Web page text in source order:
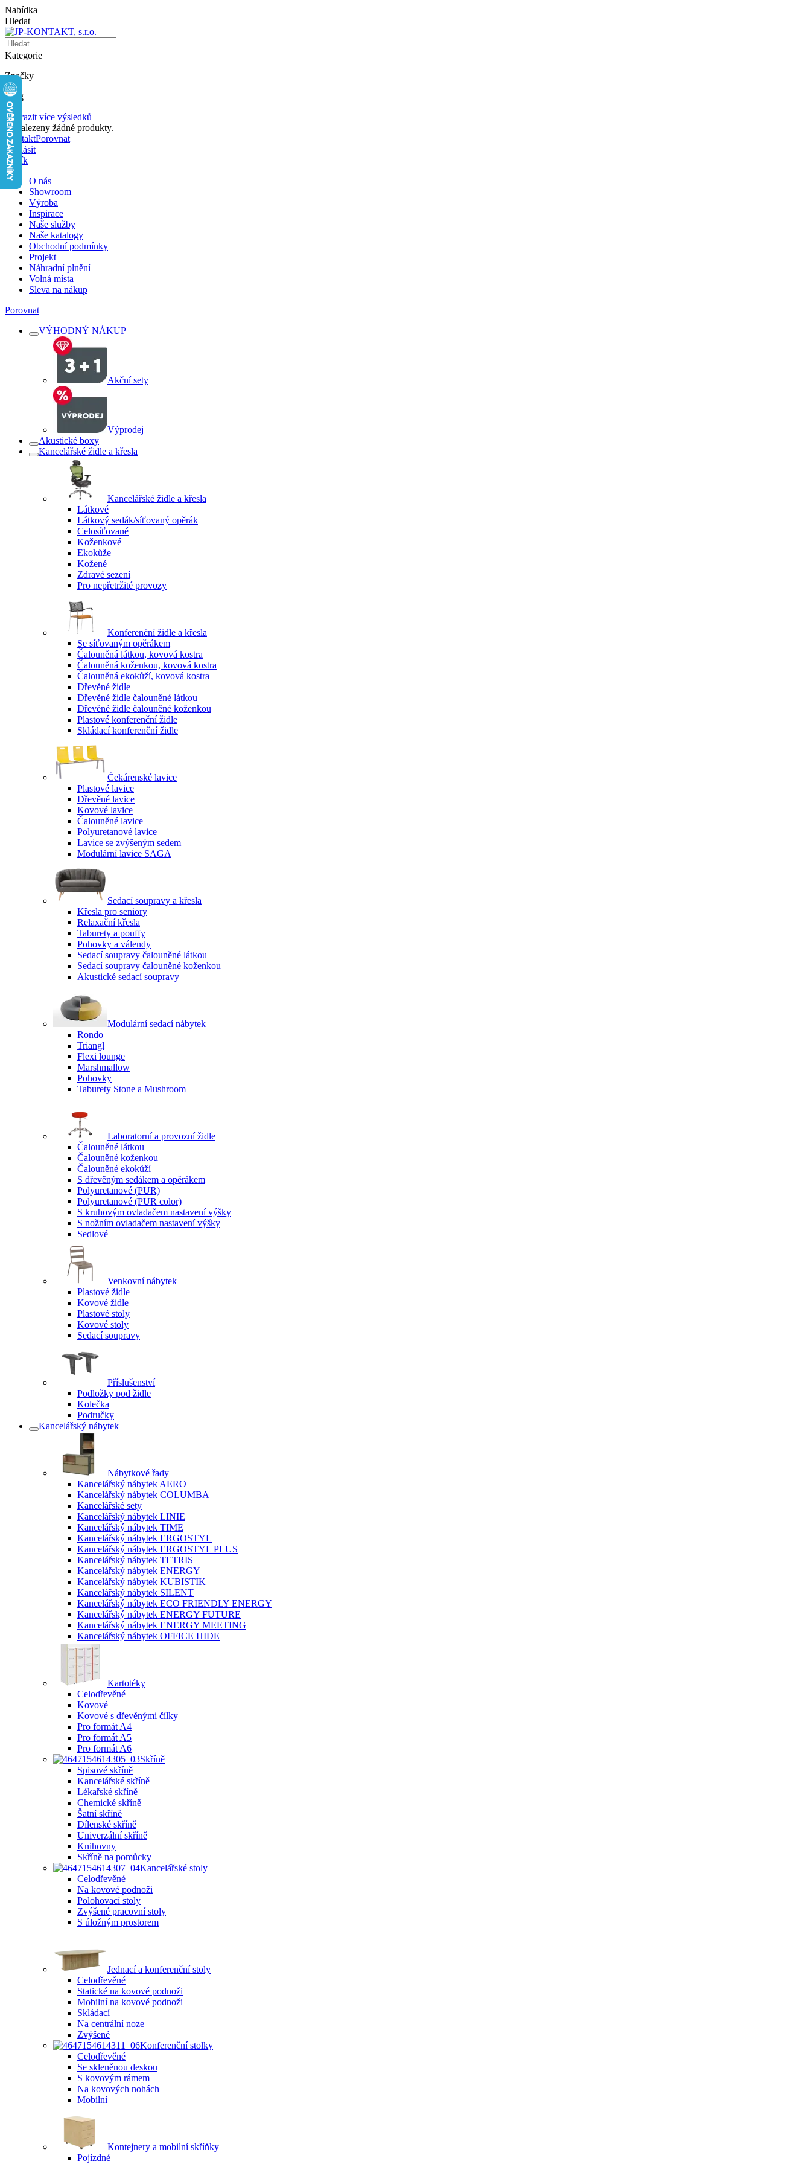
Nabídka
Hledat
Kategorie
Značky
Blog
Zobrazit více výsledků
Nenalezeny žádné produkty.
KontaktPorovnat
Přihlásit
Košík
O nás
Showroom
Výroba
Inspirace
Naše služby
Naše katalogy
Obchodní podmínky
Projekt
Náhradní plnění
Volná místa
Sleva na nákup
Porovnat
VÝHODNÝ NÁKUP
Akční sety
Výprodej
Akustické boxy
Kancelářské židle a křesla
Kancelářské židle a křesla
Látkové
Látkový sedák/síťovaný opěrák
Celosíťované
Koženkové
Ekokůže
Kožené
Zdravé sezení
Pro nepřetržité provozy
Konferenční židle a křesla
Se síťovaným opěrákem
Čalouněná látkou, kovová kostra
Čalouněná koženkou, kovová kostra
Čalouněná ekokůží, kovová kostra
Dřevěné židle
Dřevěné židle čalouněné látkou
Dřevěné židle čalouněné koženkou
Plastové konferenční židle
Skládací konferenční židle
Čekárenské lavice
Plastové lavice
Dřevěné lavice
Kovové lavice
Čalouněné lavice
Polyuretanové lavice
Lavice se zvýšeným sedem
Modulární lavice SAGA
Sedací soupravy a křesla
Křesla pro seniory
Relaxační křesla
Taburety a pouffy
Pohovky a válendy
Sedací soupravy čalouněné látkou
Sedací soupravy čalouněné koženkou
Akustické sedací soupravy
Modulární sedací nábytek
Rondo
Triangl
Flexi lounge
Marshmallow
Pohovky
Taburety Stone a Mushroom
Laboratorní a provozní židle
Čalouněné látkou
Čalouněné koženkou
Čalouněné ekokůží
S dřevěným sedákem a opěrákem
Polyuretanové (PUR)
Polyuretanové (PUR color)
S kruhovým ovladačem nastavení výšky
S nožním ovladačem nastavení výšky
Sedlové
Venkovní nábytek
Plastové židle
Kovové židle
Plastové stoly
Kovové stoly
Sedací soupravy
Příslušenství
Podložky pod židle
Kolečka
Područky
Kancelářský nábytek
Nábytkové řady
Kancelářský nábytek AERO
Kancelářský nábytek COLUMBA
Kancelářské sety
Kancelářský nábytek LINIE
Kancelářský nábytek TIME
Kancelářský nábytek ERGOSTYL
Kancelářský nábytek ERGOSTYL PLUS
Kancelářský nábytek TETRIS
Kancelářský nábytek ENERGY
Kancelářský nábytek KUBISTIK
Kancelářský nábytek SILENT
Kancelářský nábytek ECO FRIENDLY ENERGY
Kancelářský nábytek ENERGY FUTURE
Kancelářský nábytek ENERGY MEETING
Kancelářský nábytek OFFICE HIDE
Kartotéky
Celodřevěné
Kovové
Kovové s dřevěnými čílky
Pro formát A4
Pro formát A5
Pro formát A6
Skříně
Spisové skříně
Kancelářské skříně
Lékařské skříně
Chemické skříně
Šatní skříně
Dílenské skříně
Univerzální skříně
Knihovny
Skříně na pomůcky
Kancelářské stoly
Celodřevěné
Na kovové podnoži
Polohovací stoly
Zvýšené pracovní stoly
S úložným prostorem
Jednací a konferenční stoly
Celodřevěné
Statické na kovové podnoži
Mobilní na kovové podnoži
Skládací
Na centrální noze
Zvýšené
Konferenční stolky
Celodřevěné
Se skleněnou deskou
S kovovým rámem
Na kovových nohách
Mobilní
Kontejnery a mobilní skříňky
Pojízdné